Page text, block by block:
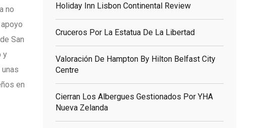
no
San
y
en
Holiday Inn Lisbon Continental Review
Cruceros Por La Estatua De La Libertad
Valoración De Hampton By Hilton Belfast City
Centre
Cierran Los Albergues Gestionados Por YHA
Nueva Zelanda